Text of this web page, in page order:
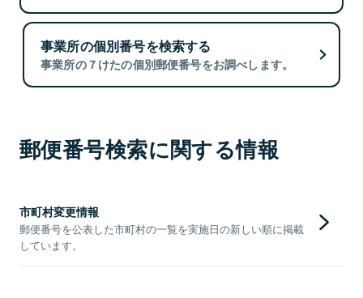
事業所の個別番号を検索する
事業所の７けたの個別郵便番号をお調べします。
郵便番号検索に関する情報
市町村変更情報
郵便番号を公表した市町村の一覧を実施日の新しい順に掲載
しています。